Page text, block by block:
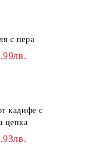
с пера
кадифе с
цепка